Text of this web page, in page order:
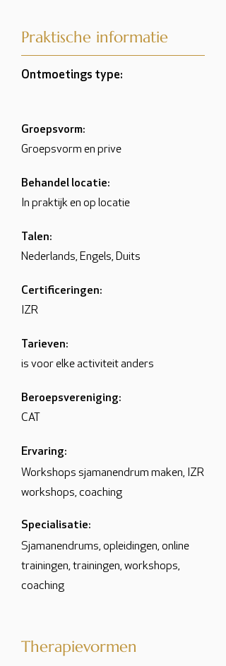
Praktische informatie
Ontmoetings type:
Groepsvorm:
Groepsvorm en prive
Behandel locatie:
In praktijk en op locatie
Talen:
Nederlands, Engels, Duits
Certificeringen:
IZR
Tarieven:
is voor elke activiteit anders
Beroepsvereniging:
CAT
Ervaring:
Workshops sjamanendrum maken, IZR
workshops, coaching
Specialisatie:
Sjamanendrums, opleidingen, online
trainingen, trainingen, workshops,
coaching
Therapievormen